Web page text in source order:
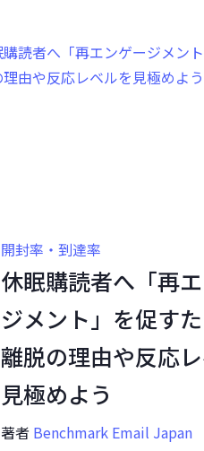
開封率・到達率
休眠購読者へ「再
ジメント」を促すた
離脱の理由や反応
見極めよう
著者 Benchmark Email Japan